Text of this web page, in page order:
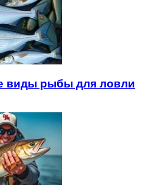
виды рыбы для ловли